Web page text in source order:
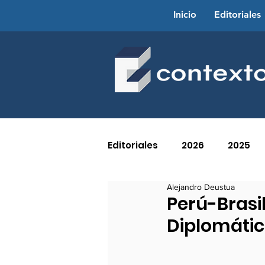
Inicio Editoriales
Editoriales 2026 2025
2015 2014
2004
Perú-
Alejandro Deustua